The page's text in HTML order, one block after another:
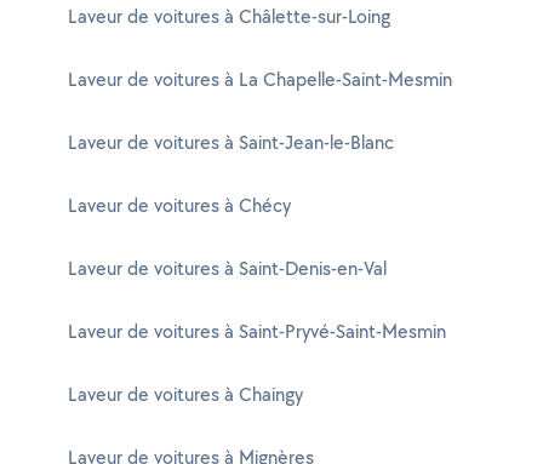
Laveur de voitures à Châlette-sur-Loing
Laveur de voitures à La Chapelle-Saint-Mesmin
Laveur de voitures à Saint-Jean-le-Blanc
Laveur de voitures à Chécy
Laveur de voitures à Saint-Denis-en-Val
Laveur de voitures à Saint-Pryvé-Saint-Mesmin
Laveur de voitures à Chaingy
Laveur de voitures à Mignères